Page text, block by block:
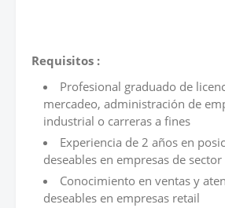
Requisitos :
Profesional graduado de
mercadeo, administración de
industrial o carreras a fines
Experiencia de 2 años en
deseables en empresas de
Conocimiento en ventas y
deseables en empresas retail